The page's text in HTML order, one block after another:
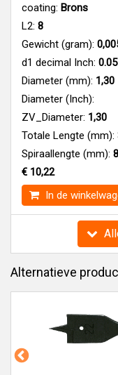
coating: Brons
L2: 8
Gewicht (gram):
d1 decimal Inch:
Diameter (mm): 1,30
Diameter (Inch):
ZV_Diameter: 1,30
Totale Lengte (mm):
Spiraallengte (mm): 8
€ 10,22
In de
Alternatieve